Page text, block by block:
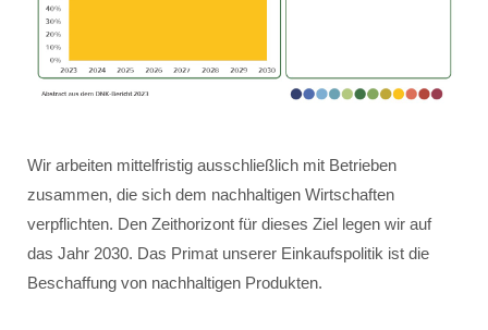
Wir arbeiten mittelfristig ausschließlich mit Betrieben
zusammen, die sich dem nachhaltigen Wirtschaften
verpflichten. Den Zeithorizont für dieses Ziel legen wir auf
das Jahr 2030. Das Primat unserer Einkaufspolitik ist die
Beschaffung von nachhaltigen Produkten.